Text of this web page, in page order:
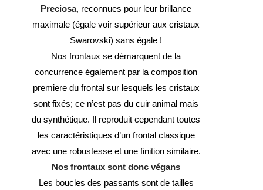
Preciosa, reconnues pour leur brillance
maximale (égale voir supérieur aux cristaux
Swarovski) sans égale !
Nos frontaux se démarquent de la
concurrence également par la composition
premiere du frontal sur lesquels les cristaux
sont fixés; ce n’est pas du cuir animal mais
du synthétique. Il reproduit cependant toutes
les caractéristiques d’un frontal classique
avec une robustesse et une finition similaire.
Nos frontaux sont donc végans
Les boucles des passants sont de tailles